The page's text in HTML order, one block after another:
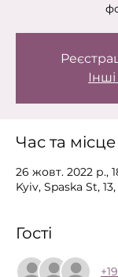
Час та місце
26 жовт. 2022 р.,
Kyiv, Spaska St,
Гості